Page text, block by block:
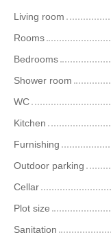
Living room
Rooms
Bedrooms
Shower room
WC
Kitchen
Furnishing
Outdoor parking
Cellar
Plot size
Sanitation